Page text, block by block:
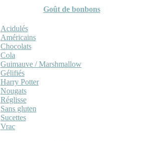
Goût de bonbons
Acidulés
Américains
Chocolats
Cola
Guimauve / Marshmallow
Gélifiés
Harry Potter
Nougats
Réglisse
Sans gluten
Sucettes
Vrac